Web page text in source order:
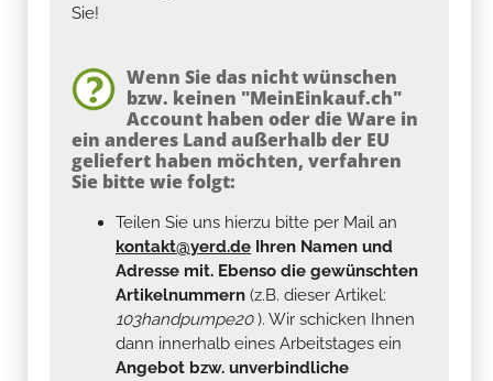
Sie!
Wenn Sie das nicht wünschen
bzw. keinen "MeinEinkauf.ch"
Account haben oder die Ware in
ein anderes Land außerhalb der EU
geliefert haben möchten, verfahren
Sie bitte wie folgt:
Teilen Sie uns hierzu bitte per Mail an
kontakt@yerd.de Ihren Namen und
Adresse mit. Ebenso die gewünschten
Artikelnummern (z.B. dieser Artikel:
103handpumpe20). Wir schicken Ihnen
dann innerhalb eines Arbeitstages ein
Angebot bzw. unverbindliche